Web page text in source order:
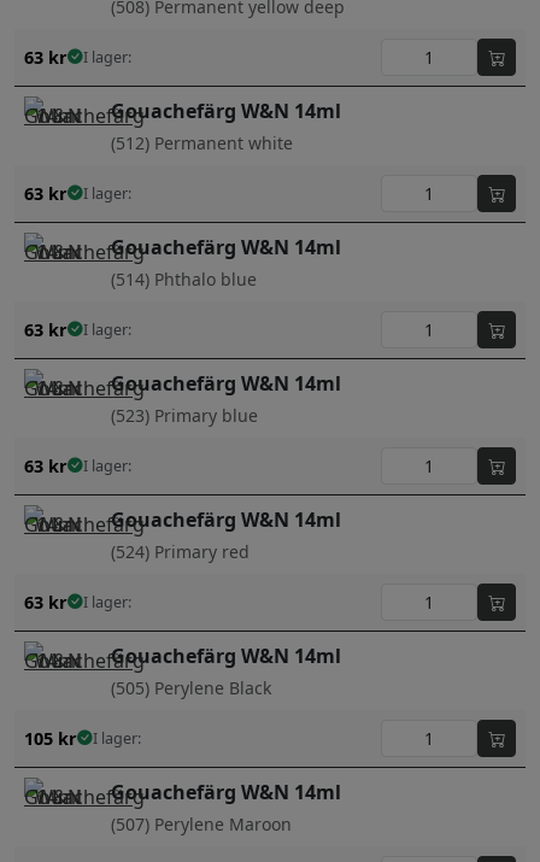
(508) Permanent yellow deep
63 kr I lager:
Gouachefärg W&N 14ml
(512) Permanent white
63 kr I lager:
Gouachefärg W&N 14ml
(514) Phthalo blue
63 kr I lager:
Gouachefärg W&N 14ml
(523) Primary blue
63 kr I lager:
Gouachefärg W&N 14ml
(524) Primary red
63 kr I lager:
Gouachefärg W&N 14ml
(505) Perylene Black
105 kr I lager:
Gouachefärg W&N 14ml
(507) Perylene Maroon